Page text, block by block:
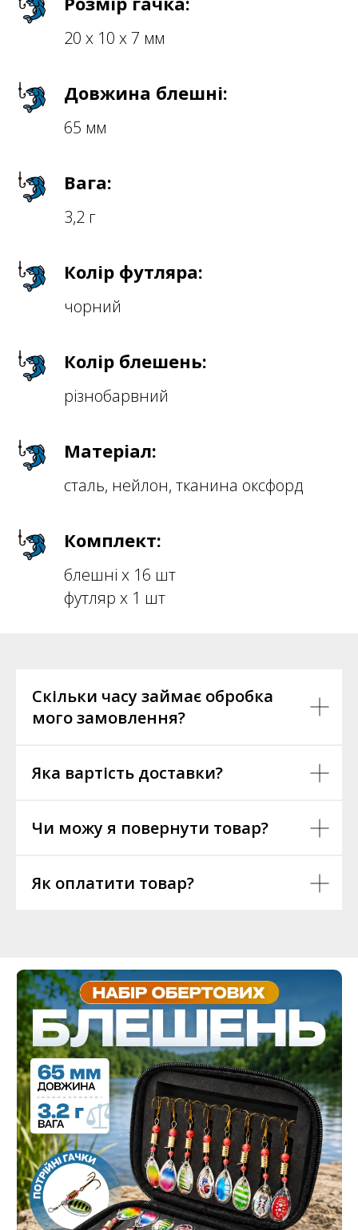
20 х 10 х 7 мм
Довжина блешні:
65 мм
Вага:
3,2 г
Колір футляра:
чорний
Колір блешень:
різнобарвний
Матеріал:
сталь, нейлон, тканина оксфорд
Комплект:
блешні х 16 шт
футляр х 1 шт
Скільки часу займає обробка
мого замовлення?
Яка вартість доставки?
Чи можу я повернути товар?
Як оплатити товар?